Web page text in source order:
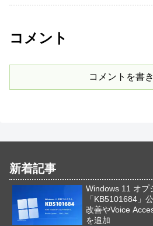
コメント
コメントを書
新着記事
Windows 11 オプ
「KB5101684」
改善やVoice
を追加